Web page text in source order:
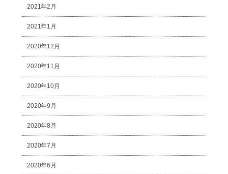
2021年2月
2021年1月
2020年12月
2020年11月
2020年10月
2020年9月
2020年8月
2020年7月
2020年6月